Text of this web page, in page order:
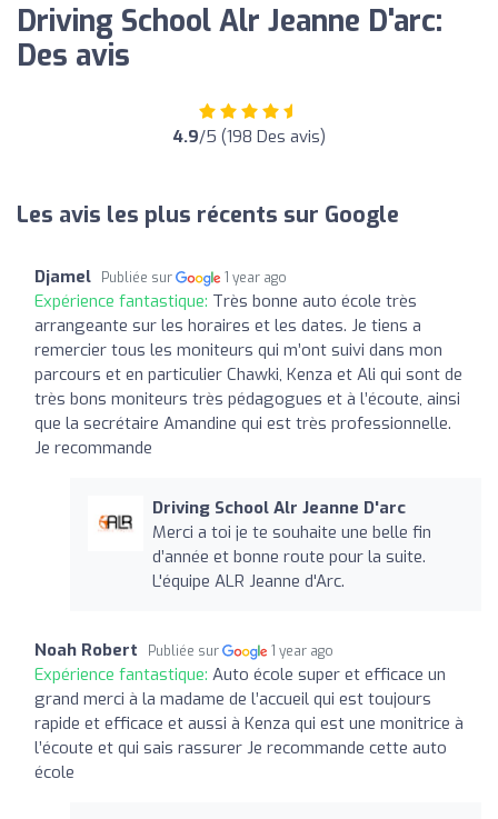
Driving School Alr Jeanne D'arc:
Des avis
4.9/5 (198 Des avis)
Les avis les plus récents sur Google
Djamel Publiée sur 1 year ago
Expérience fantastique: Très bonne auto école très
arrangeante sur les horaires et les dates. Je tiens a
remercier tous les moniteurs qui m’ont suivi dans mon
parcours et en particulier Chawki, Kenza et Ali qui sont de
très bons moniteurs très pédagogues et à l’écoute, ainsi
que la secrétaire Amandine qui est très professionnelle.
Je recommande
Driving School Alr Jeanne D'arc
Merci a toi je te souhaite une belle fin
d’année et bonne route pour la suite.
L'équipe ALR Jeanne d'Arc.
Noah Robert Publiée sur 1 year ago
Expérience fantastique: Auto école super et efficace un
grand merci à la madame de l’accueil qui est toujours
rapide et efficace et aussi à Kenza qui est une monitrice à
l’écoute et qui sais rassurer Je recommande cette auto
école